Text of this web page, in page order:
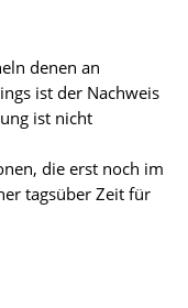
denen an
ist der Nachweis
ist nicht
die erst noch im
tagsüber Zeit für